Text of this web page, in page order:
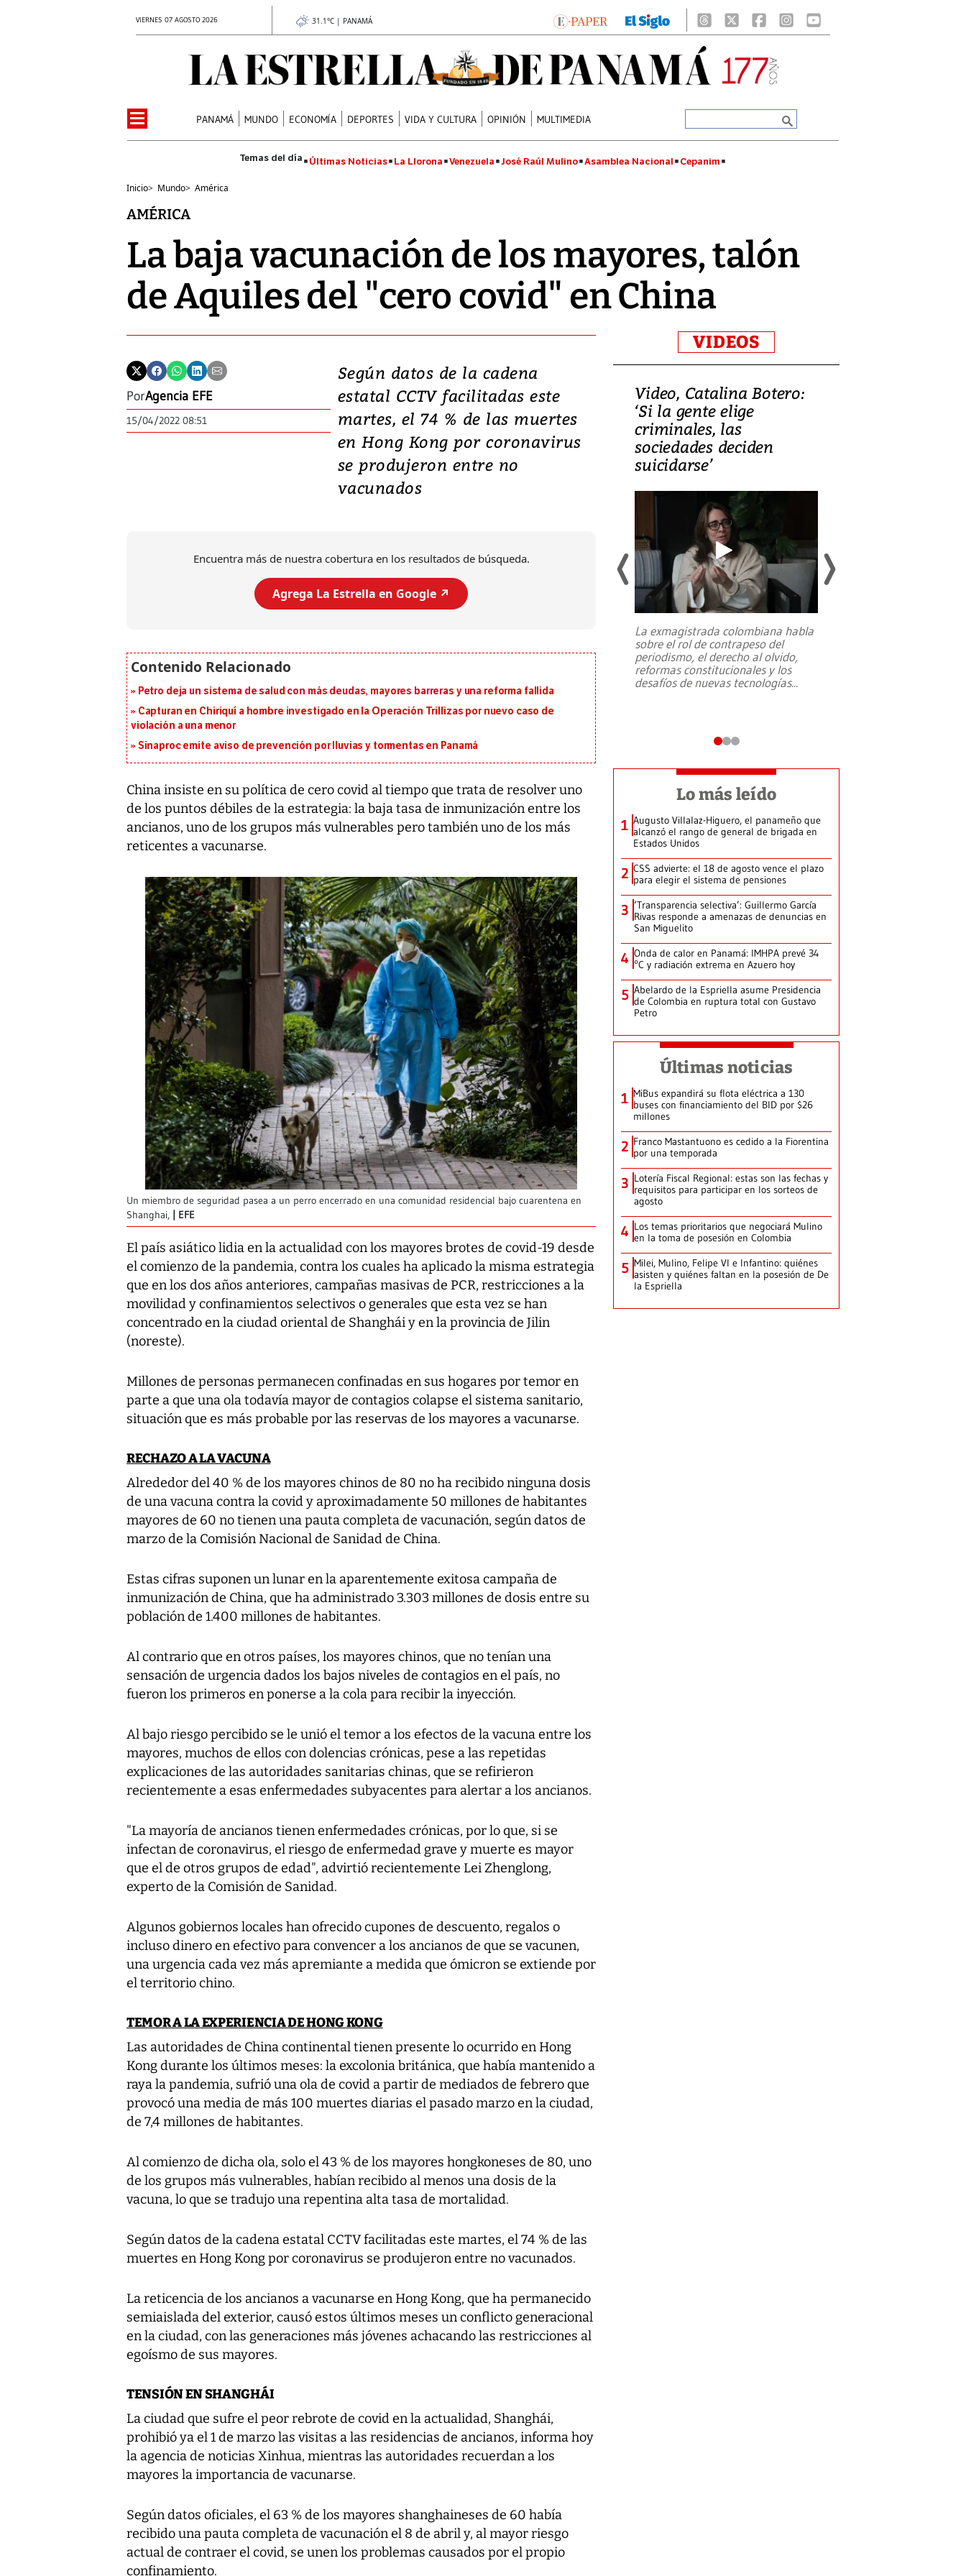
VIERNES 07 AGOSTO 2026 31.1°C | PANAMÁ
PANAMÁ MUNDO ECONOMÍA DEPORTES VIDA Y CULTURA OPINIÓN MULTIMEDIA
Últimas Noticias La Llorona Venezuela José Raúl Mulino Asamblea Nacional Cepanim
Inicio> Mundo> América
AMÉRICA
La baja vacunación de los mayores, talón
de Aquiles del "cero covid" en China
PorAgencia EFE
15/04/2022 08:51
Según datos de la cadena
estatal CCTV facilitadas este
martes, el 74 % de las muertes
en Hong Kong por coronavirus
se produjeron entre no
vacunados
Encuentra más de nuestra cobertura en los resultados de búsqueda.
Agrega La Estrella en Google ↗️
Petro deja un sistema de salud con más deudas, mayores barreras y una reforma fallida
Capturan en Chiriquí a hombre investigado en la Operación Trillizas por nuevo caso de
violación a una menor
Sinaproc emite aviso de prevención por lluvias y tormentas en Panamá
China insiste en su política de cero covid al tiempo que trata de resolver uno
de los puntos débiles de la estrategia: la baja tasa de inmunización entre los
ancianos, uno de los grupos más vulnerables pero también uno de los más
reticentes a vacunarse.
Un miembro de seguridad pasea a un perro encerrado en una comunidad residencial bajo cuarentena en
Shanghai,
EFE
El país asiático lidia en la actualidad con los mayores brotes de covid-19 desde
el comienzo de la pandemia, contra los cuales ha aplicado la misma estrategia
que en los dos años anteriores, campañas masivas de PCR, restricciones a la
movilidad y confinamientos selectivos o generales que esta vez se han
concentrado en la ciudad oriental de Shanghái y en la provincia de Jilin
(noreste).
Millones de personas permanecen confinadas en sus hogares por temor en
parte a que una ola todavía mayor de contagios colapse el sistema sanitario,
situación que es más probable por las reservas de los mayores a vacunarse.
RECHAZO A LA VACUNA
Alrededor del 40 % de los mayores chinos de 80 no ha recibido ninguna dosis
de una vacuna contra la covid y aproximadamente 50 millones de habitantes
mayores de 60 no tienen una pauta completa de vacunación, según datos de
marzo de la Comisión Nacional de Sanidad de China.
Estas cifras suponen un lunar en la aparentemente exitosa campaña de
inmunización de China, que ha administrado 3.303 millones de dosis entre su
población de 1.400 millones de habitantes.
Al contrario que en otros países, los mayores chinos, que no tenían una
sensación de urgencia dados los bajos niveles de contagios en el país, no
fueron los primeros en ponerse a la cola para recibir la inyección.
Al bajo riesgo percibido se le unió el temor a los efectos de la vacuna entre los
mayores, muchos de ellos con dolencias crónicas, pese a las repetidas
explicaciones de las autoridades sanitarias chinas, que se refirieron
recientemente a esas enfermedades subyacentes para alertar a los ancianos.
"La mayoría de ancianos tienen enfermedades crónicas, por lo que, si se
infectan de coronavirus, el riesgo de enfermedad grave y muerte es mayor
que el de otros grupos de edad", advirtió recientemente Lei Zhenglong,
experto de la Comisión de Sanidad.
Algunos gobiernos locales han ofrecido cupones de descuento, regalos o
incluso dinero en efectivo para convencer a los ancianos de que se vacunen,
una urgencia cada vez más apremiante a medida que ómicron se extiende por
el territorio chino.
TEMOR A LA EXPERIENCIA DE HONG KONG
Las autoridades de China continental tienen presente lo ocurrido en Hong
Kong durante los últimos meses: la excolonia británica, que había mantenido a
raya la pandemia, sufrió una ola de covid a partir de mediados de febrero que
provocó una media de más 100 muertes diarias el pasado marzo en la ciudad,
de 7,4 millones de habitantes.
Al comienzo de dicha ola, solo el 43 % de los mayores hongkoneses de 80, uno
de los grupos más vulnerables, habían recibido al menos una dosis de la
vacuna, lo que se tradujo una repentina alta tasa de mortalidad.
Según datos de la cadena estatal CCTV facilitadas este martes, el 74 % de las
muertes en Hong Kong por coronavirus se produjeron entre no vacunados.
La reticencia de los ancianos a vacunarse en Hong Kong, que ha permanecido
semiaislada del exterior, causó estos últimos meses un conflicto generacional
en la ciudad, con las generaciones más jóvenes achacando las restricciones al
egoísmo de sus mayores.
TENSIÓN EN SHANGHÁI
La ciudad que sufre el peor rebrote de covid en la actualidad, Shanghái,
prohibió ya el 1 de marzo las visitas a las residencias de ancianos, informa hoy
la agencia de noticias Xinhua, mientras las autoridades recuerdan a los
mayores la importancia de vacunarse.
Según datos oficiales, el 63 % de los mayores shanghaineses de 60 había
recibido una pauta completa de vacunación el 8 de abril y, al mayor riesgo
actual de contraer el covid, se unen los problemas causados por el propio
confinamiento.
VIDEOS
Video, Japón: Terremoto
deja heridos y graves
daños en Kumamoto
Un fuerte terremoto de magnitud
7,1 se registró este martes 28 de
Video, Catalina Botero:
‘Si la gente elige
criminales, las
sociedades deciden
suicidarse’
La exmagistrada colombiana habla
sobre el rol de contrapeso del
periodismo, el derecho al olvido,
reformas constitucionales y los
desafíos de nuevas tecnologías...
Lo más leído
1 Augusto Villalaz-Higuero, el panameño que
alcanzó el rango de general de brigada en
Estados Unidos
2 CSS advierte: el 18 de agosto vence el plazo
para elegir el sistema de pensiones
3 ‘Transparencia selectiva’: Guillermo García
Rivas responde a amenazas de denuncias en
San Miguelito
4 Onda de calor en Panamá: IMHPA prevé 34
°C y radiación extrema en Azuero hoy
5 Abelardo de la Espriella asume Presidencia
de Colombia en ruptura total con Gustavo
Petro
Últimas noticias
1 MiBus expandirá su flota eléctrica a 130
buses con financiamiento del BID por $26
millones
2 Franco Mastantuono es cedido a la Fiorentina
por una temporada
3 Lotería Fiscal Regional: estas son las fechas y
requisitos para participar en los sorteos de
agosto
4 Los temas prioritarios que negociará Mulino
en la toma de posesión en Colombia
5 Milei, Mulino, Felipe VI e Infantino: quiénes
asisten y quiénes faltan en la posesión de De
la Espriella